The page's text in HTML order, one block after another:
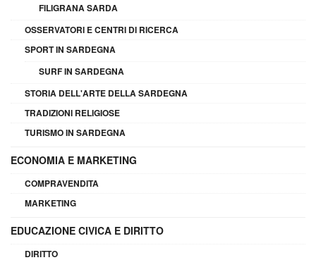
FILIGRANA SARDA
OSSERVATORI E CENTRI DI RICERCA
SPORT IN SARDEGNA
SURF IN SARDEGNA
STORIA DELL'ARTE DELLA SARDEGNA
TRADIZIONI RELIGIOSE
TURISMO IN SARDEGNA
ECONOMIA E MARKETING
COMPRAVENDITA
MARKETING
EDUCAZIONE CIVICA E DIRITTO
DIRITTO